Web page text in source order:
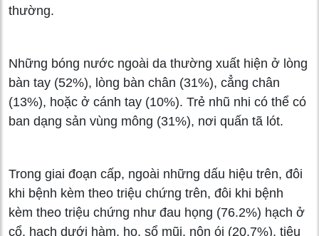
thường.
Những bóng nước ngoài da thường xuất hiện ở lòng
bàn tay (52%), lòng bàn chân (31%), cẳng chân
(13%), hoặc ở cánh tay (10%). Trẻ nhũ nhi có thể có
ban dạng sản vùng mông (31%), nơi quấn tã lót.
Trong giai đoạn cấp, ngoài những dấu hiệu trên, đôi
khi bệnh kèm theo triệu chứng trên, đôi khi bệnh
kèm theo triệu chứng như đau họng (76.2%) hạch ở
cổ, hạch dưới hàm, ho, sổ mũi, nôn ói (20.7%), tiêu